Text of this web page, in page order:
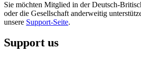
Sie möchten Mitglied in der Deutsch-
oder die Gesellschaft anderweitig
unsere Support-Seite.
Support us